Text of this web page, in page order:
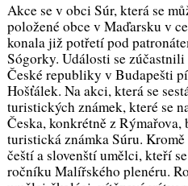
Akce se v obci Súr, která se
položené obce v Maďarsku v
konala již potřetí pod
Sógorky. Události se
České republiky v Budapešti
Hošťálek. Na akci, která se
turistických známek, které se
Česka, konkrétně z Rýmařova,
turistická známka Súru.
čeští a slovenští umělci, kteří
ročníku Malířského plenéru.